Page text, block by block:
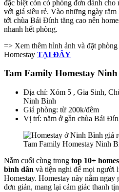
đặc biệt còn có phòng đơn dành
với giá siêu rẻ. Vào những ngày
tới chùa Bái Đính tăng cao nên
nhanh hết phòng.
=> Xem thêm hình ảnh và đặt
Homestay TẠI ĐÂY
Tam Family Homestay
Địa chỉ: Xóm 5 , Gia Sinh,
Ninh Bình
Giá phòng: từ 200k/đêm
Vị trí: nằm ở gần chùa Bái
Tam Family Homestay Ninh
Nằm cuối cùng trong top 10+
bình dân và tiện nghi để mọi người
Homestay. Homestay này nằm
đơn giản, mang lại cảm giác thanh